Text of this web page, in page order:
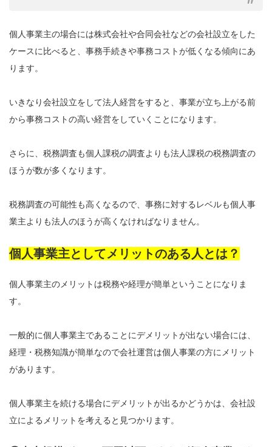
個人事業主の場合には株式会社や合同会社などの会社設立をした
ケースに比べると、事務手続きや事務コストが低くなる傾向にあ
ります。
いきなり会社設立をして法人経営をすると、事業が立ち上がる前
から事務コストの高い経営をしていくことになります。
さらに、税務調査も個人課税の調査よりも法人課税の税務調査の
ほうが数が多くなります。
税務調査の可能性も高くなるので、事務に対するレベルも個人事
業主よりも法人のほうが高くなければなりません。
個人事業主としてメリットのある人とは？
個人事業主のメリットは税務や経理が簡単ということになりま
す。
一般的に個人事業主であることにデメリットが出ない場合には、
経理・税務知識が簡単なので会社運営は個人事業の方にメリット
があります。
個人事業主を続ける場合にデメリットが出るかどうかは、会社設
立によるメリットを考えると見つかります。